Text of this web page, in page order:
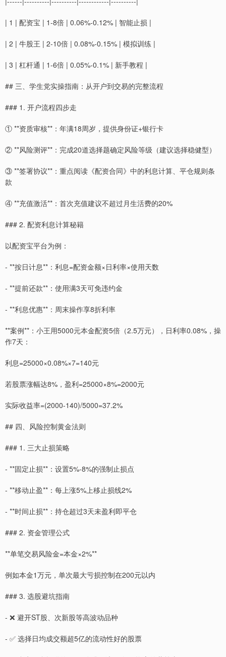
| 1 | 配资宝 | 1-8倍 | 0.06%-0.12% | 智能止损 |
| 2 | 牛股王 | 2-10倍 | 0.08%-0.15% | 模拟训练 |
| 3 | 杠杆通 | 1-6倍 | 0.05%-0.1% | 新手教程 |
## 三、学生党实操指南：从开户到交易的完整流程
### 1. 开户流程四步走
① **资质审核**：年满18周岁，提供身份证+银行卡
② **风险测评**：完成20道选择题确定风险等级（建议选择稳健型）
③ **签署协议**：重点阅读《配资合同》中的利息计算、平仓规则条
款
④ **充值激活**：首次充值建议不超过月生活费的20%
### 2. 配资利息计算秘籍
以配资宝平台为例：
- **按日计息**：利息=配资金额×日利率×使用天数
- **提前还款**：使用满3天可免违约金
- **利息优惠**：周末操作享8折利率
**案例**：小王用5000元本金配资5倍（2.5万元），日利率0.08%，操
作7天：
利息=25000×0.08%×7=140元
若股票涨幅达8%，盈利=25000×8%=2000元
实际收益率=(2000-140)/5000=37.2%
## 四、风险控制黄金法则
### 1. 三大止损策略
- **固定止损**：设置5%-8%的强制止损点
- **移动止盈**：每上涨5%上移止损线2%
- **时间止损**：持仓超过3天未盈利即平仓
### 2. 资金管理公式
**单笔交易风险金=本金×2%**
例如本金1万元，单次最大亏损控制在200元以内
### 3. 选股避坑指南
- ❌ 避开ST股、次新股等高波动品种
- ✅ 选择日均成交额超5亿的流动性好的股票